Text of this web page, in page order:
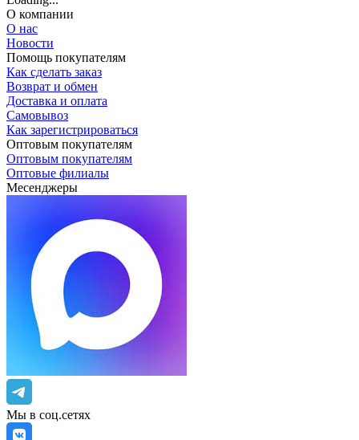
О компании
О нас
Новости
Помощь покупателям
Как сделать заказ
Возврат и обмен
Доставка и оплата
Самовывоз
Как зарегистрироваться
Оптовым покупателям
Оптовым покупателям
Оптовые филиалы
Месенджеры
Мы в соц.сетях